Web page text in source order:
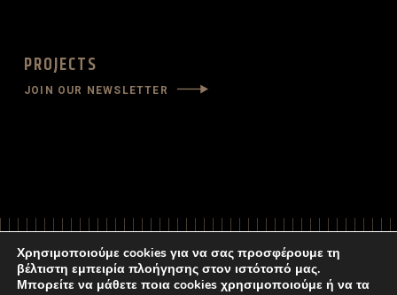
PROJECTS
JOIN OUR NEWSLETTER
Χρησιμοποιούμε cookies για να σας προσφέρουμε τη
βέλτιστη εμπειρία πλοήγησης στον ιστότοπό μας.
Μπορείτε να μάθετε ποια cookies χρησιμοποιούμε ή να τα